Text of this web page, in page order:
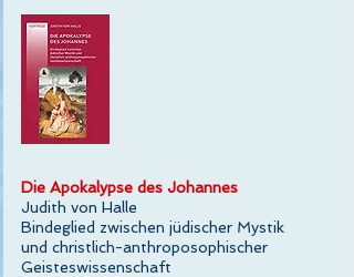
Die Apokalypse des Johannes
Judith von Halle
Bindeglied zwischen jüdischer Mystik
und christlich-anthroposophischer
Geisteswissenschaft